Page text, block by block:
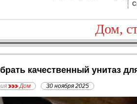
Дом,
качественный унитаз
Дом 30 ноября 2025